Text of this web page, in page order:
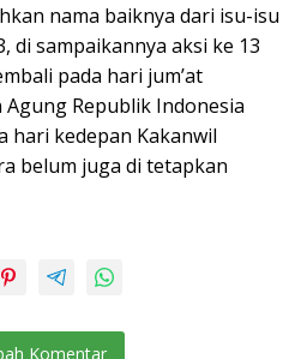
nama baiknya dari isu-isu
di sampaikannya aksi ke 13
pada hari jum’at
Republik Indonesia
hari kedepan Kakanwil
belum juga di tetapkan
Komentar